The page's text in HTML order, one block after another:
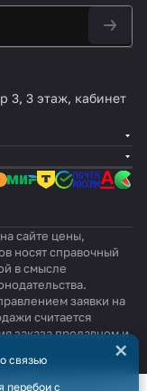
3, 3 этаж, кабинет
сайте цены,
носят справочный
в смысле
заявки на
считается
заказа продавцом и
связью
перебои с
×
согласие на